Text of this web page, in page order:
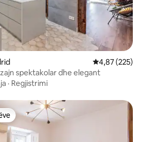
Vlerësimi
4,87 (225)
spektakolar dhe elegant
· Regjistrimi
të klientëve